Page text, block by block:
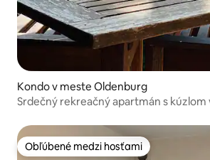
Kondo v meste Oldenburg
Srdečný rekreačný apartmán s kúzlom
Obľúbené medzi hosťami
Obľúbené medzi hosťami